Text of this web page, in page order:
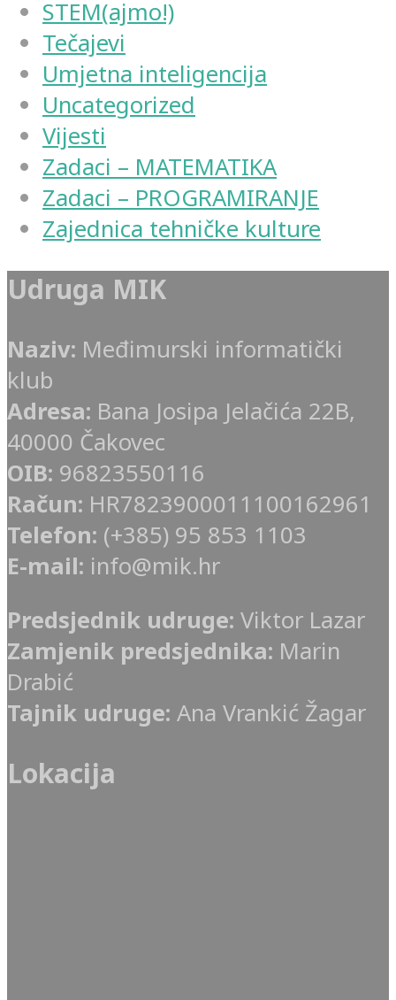
STEM(ajmo!)
Tečajevi
Umjetna inteligencija
Uncategorized
Vijesti
Zadaci – MATEMATIKA
Zadaci – PROGRAMIRANJE
Zajednica tehničke kulture
Udruga MIK
Naziv: Međimurski informatički
klub
Adresa: Bana Josipa Jelačića 22B,
40000 Čakovec
OIB: 96823550116
Račun: HR7823900011100162961
Telefon: (+385) 95 853 1103
E-mail: info@mik.hr
Predsjednik udruge: Viktor Lazar
Zamjenik predsjednika: Marin
Drabić
Tajnik udruge: Ana Vrankić Žagar
Lokacija